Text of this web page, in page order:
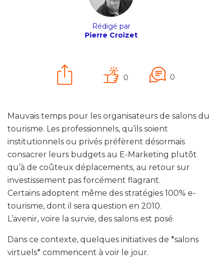
Rédigé par
Pierre Croizet
0 0
Mauvais temps pour les organisateurs de salons du
tourisme. Les professionnels, qu’ils soient
institutionnels ou privés préfèrent désormais
consacrer leurs budgets au E-Marketing plutôt
qu’à de coûteux déplacements, au retour sur
investissement pas forcément flagrant.
Certains adoptent même des stratégies 100% e-
tourisme, dont il sera question en 2010.
L’avenir, voire la survie, des salons est posé.
Dans ce contexte, quelques initiatives de *salons
virtuels* commencent à voir le jour.